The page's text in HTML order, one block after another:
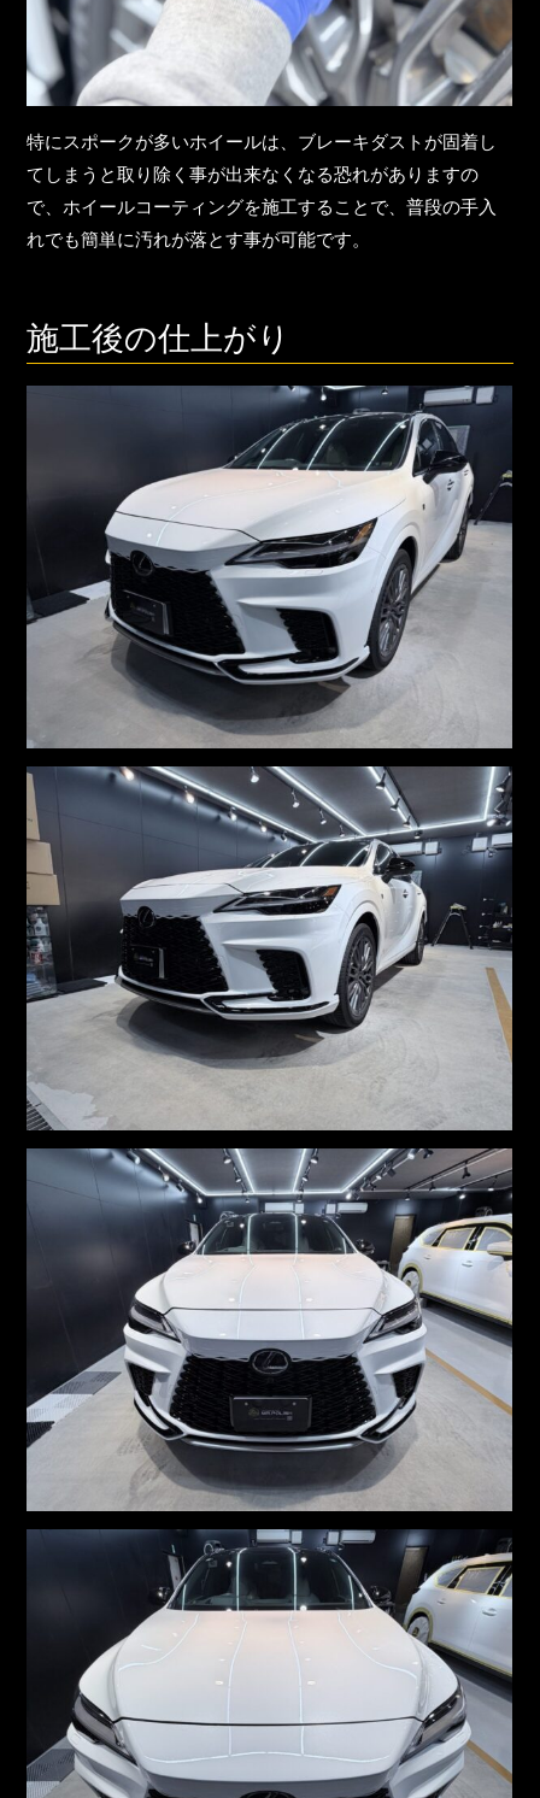
特にスポークが多いホイールは、ブレーキダストが固着し
てしまうと取り除く事が出来なくなる恐れがありますの
で、ホイールコーティングを施工することで、普段の手入
れでも簡単に汚れが落とす事が可能です。
施工後の仕上がり